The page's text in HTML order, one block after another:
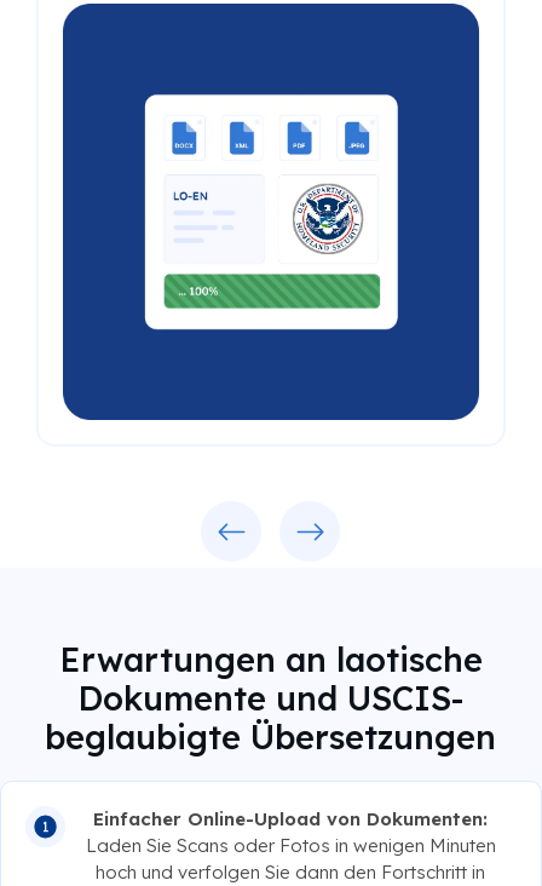
Erwartungen an laotische
Dokumente und USCIS-
beglaubigte Übersetzungen
Einfacher Online-Upload von Dokumenten:
Laden Sie Scans oder Fotos in wenigen Minuten
hoch und verfolgen Sie dann den Fortschritt in